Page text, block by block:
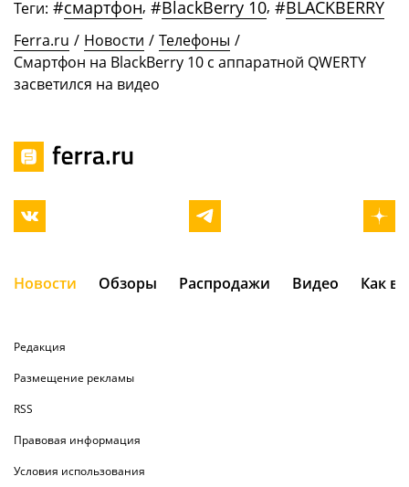
Теги: #смартфон, #BlackBerry 10, #BLACKBERRY
Ferra.ru / Новости / Телефоны /
Смартфон на BlackBerry 10 с аппаратной QWERTY
засветился на видео
Новости Обзоры Распродажи Видео Как
Редакция
Размещение рекламы
RSS
Правовая информация
Условия использования